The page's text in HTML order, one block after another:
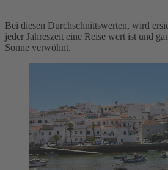
Bei diesen Durchschnittswerten, wird
jeder Jahreszeit eine Reise wert ist und
Sonne verwöhnt.